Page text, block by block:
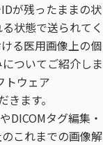
が残ったままの状
状態で送られてく
る医用画像上の個
ついてご紹介しま
トウェア
ます。
DICOMタグ編集・
これまでの画像解